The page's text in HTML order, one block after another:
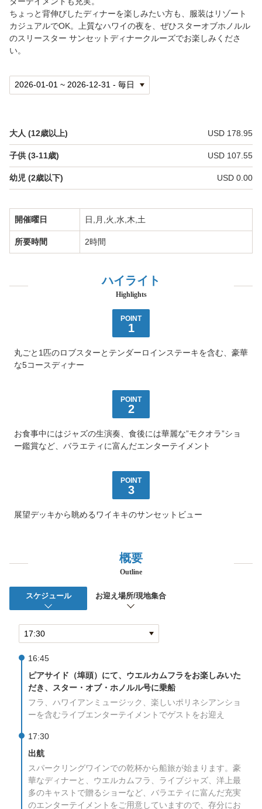
エンハンスメント（追加手配プラン）
ウエディング
バウ リニューアル
団体・イベント
団体・イベント向けプラン
MICE・企業イベント
イベント出張サービス
スターオブホノルル【船舶概要】
乗船場所・駐車場
トラベルパートナーの皆様へ
会社概要
ENGLISH
言語
日本語
ちょっと背伸びしたディナーを楽しみたい方も、服装はリゾート
カジュアルでOK。上質なハワイの夜を、ぜひスターオブホノルル
のスリースター サンセットディナークルーズでお楽しみくださ
い。
大人 (12歳以上) USD 178.95
子供 (3-11歳) USD 107.55
幼児 (2歳以下) USD 0.00
開催曜日 日,月,火,水,木,土
所要時間 2時間
ハイライト
Highlights
POINT
1
丸ごと1匹のロブスターとテンダーロインステーキを含む、豪華
な5コースディナー
POINT
2
お食事中にはジャズの生演奏、食後には華麗な”モクオラ”ショ
ー鑑賞など、バラエティに富んだエンターテイメント
POINT
3
展望デッキから眺めるワイキキのサンセットビュー
概要
Outline
スケジュール お迎え場所/現地集合
16:45
ピアサイド（埠頭）にて、ウエルカムフラをお楽しみいた
だき、スター・オブ・ホノルル号に乗船
フラ、ハワイアンミュージック、楽しいポリネシアンショ
ーを含むライブエンターテイメントでゲストをお迎え
17:30
出航
スパークリングワインでの乾杯から船旅が始まります。豪
華なディナーと、ウエルカムフラ、ライブジャズ、洋上最
多のキャストで贈るショーなど、バラエティに富んだ充実
のエンターテイメントをご用意していますので、存分にお